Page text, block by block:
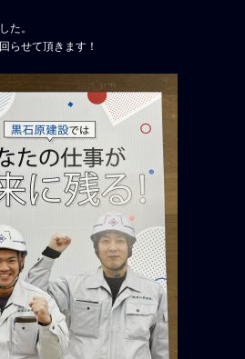
た。
らせて頂きます！